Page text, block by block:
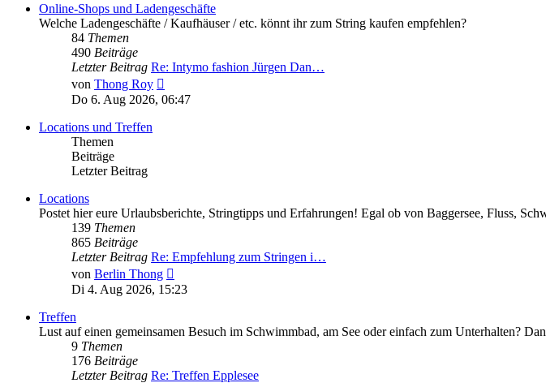
Online-Shops und Ladengeschäfte
Welche Ladengeschäfte / Kaufhäuser / etc. könnt ihr zum String kaufen empfehlen?
84 Themen
490 Beiträge
Letzter Beitrag Re: Intymo fashion Jürgen Dan…
von Thong Roy
Beitrag
Do 6. Aug 2026, 06:47
Locations und Treffen
Themen
Beiträge
Letzter Beitrag
Locations
Postet hier eure Urlaubsberichte, Stringtipps und Erfahrungen! Egal ob von Baggersee, Fluss,
139 Themen
865 Beiträge
Letzter Beitrag Re: Empfehlung zum Stringen i…
von Berlin Thong
Beitrag
Di 4. Aug 2026, 15:23
Treffen
Lust auf einen gemeinsamen Besuch im Schwimmbad, am See oder einfach zum Unterhalten?
9 Themen
176 Beiträge
Letzter Beitrag Re: Treffen Epplesee